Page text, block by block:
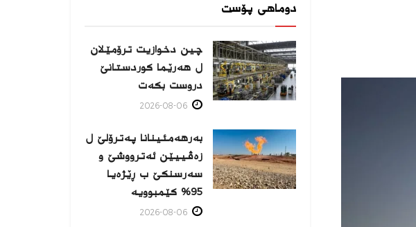
دوماهی پۆست
چین دخوازیت ترۆمێلان
ل هەرێما كوردستانێ
دروست بكەت
بەرهەمئینانا په‌ترۆلێ ل
زه‌ڤییێن ئەترووشێ و
سەرسنكێ ب ڕێژەیا
95% كێمبوویە